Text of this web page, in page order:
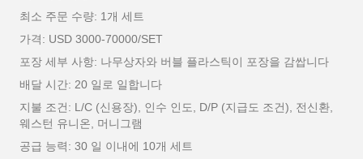
최소 주문 수량: 1개 세트
가격: USD 3000-70000/SET
포장 세부 사항: 나무상자와 버블 플라스틱이 포장을 감쌉니다
배달 시간: 20 일로 일합니다
지불 조건: L/C (신용장), 인수 인도, D/P (지급도 조건), 전신환,
웨스턴 유니온, 머니그램
공급 능력: 30 일 이내에 10개 세트